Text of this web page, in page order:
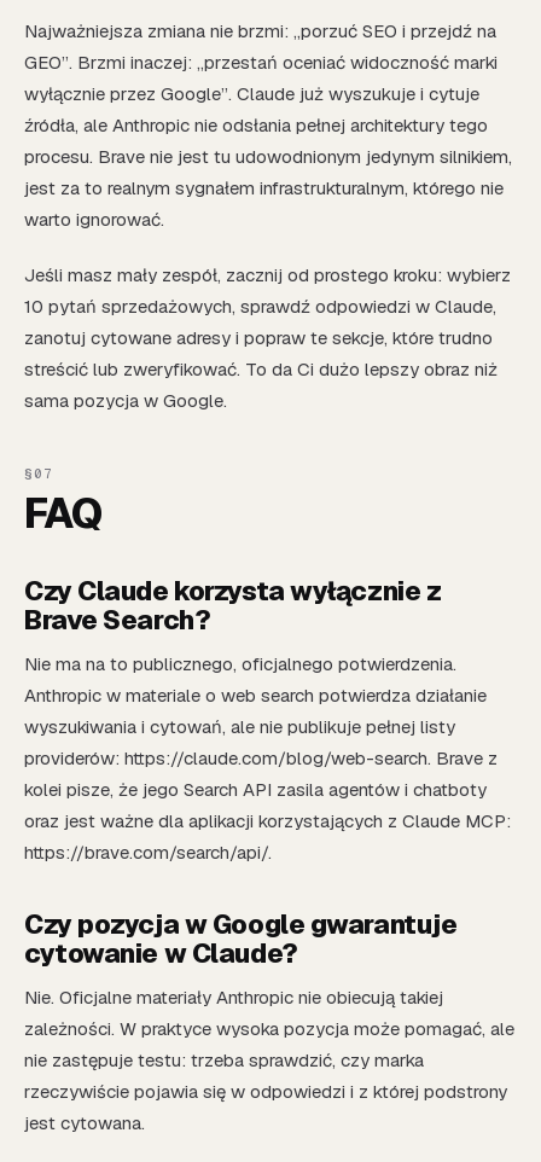
Najważniejsza zmiana nie brzmi: „porzuć SEO i przejdź na
GEO”. Brzmi inaczej: „przestań oceniać widoczność marki
wyłącznie przez Google”. Claude już wyszukuje i cytuje
źródła, ale Anthropic nie odsłania pełnej architektury tego
procesu. Brave nie jest tu udowodnionym jedynym silnikiem,
jest za to realnym sygnałem infrastrukturalnym, którego nie
warto ignorować.
Jeśli masz mały zespół, zacznij od prostego kroku: wybierz
10 pytań sprzedażowych, sprawdź odpowiedzi w Claude,
zanotuj cytowane adresy i popraw te sekcje, które trudno
streścić lub zweryfikować. To da Ci dużo lepszy obraz niż
sama pozycja w Google.
FAQ
Czy Claude korzysta wyłącznie z
Brave Search?
Nie ma na to publicznego, oficjalnego potwierdzenia.
Anthropic w materiale o web search potwierdza działanie
wyszukiwania i cytowań, ale nie publikuje pełnej listy
providerów: https://claude.com/blog/web-search. Brave z
kolei pisze, że jego Search API zasila agentów i chatboty
oraz jest ważne dla aplikacji korzystających z Claude MCP:
https://brave.com/search/api/.
Czy pozycja w Google gwarantuje
cytowanie w Claude?
Nie. Oficjalne materiały Anthropic nie obiecują takiej
zależności. W praktyce wysoka pozycja może pomagać, ale
nie zastępuje testu: trzeba sprawdzić, czy marka
rzeczywiście pojawia się w odpowiedzi i z której podstrony
jest cytowana.